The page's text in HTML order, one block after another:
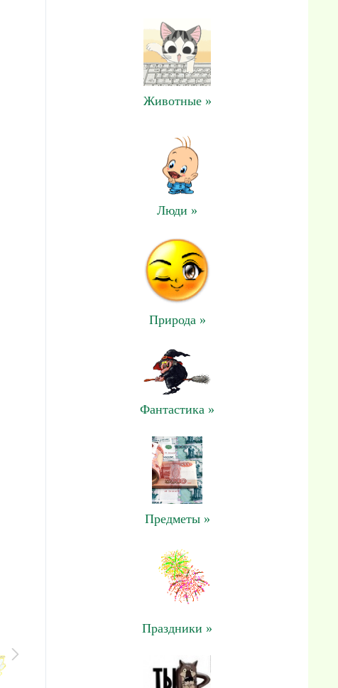
Животные »
Люди »
Природа »
Фантастика »
Предметы »
Праздники »